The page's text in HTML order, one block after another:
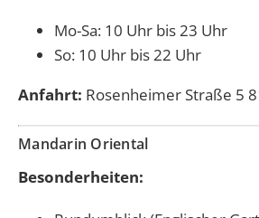
Mo-Sa: 10 Uhr bis 23 Uhr
So: 10 Uhr bis 22 Uhr
Anfahrt: Rosenheimer Straße 5
Mandarin Oriental
Besonderheiten: